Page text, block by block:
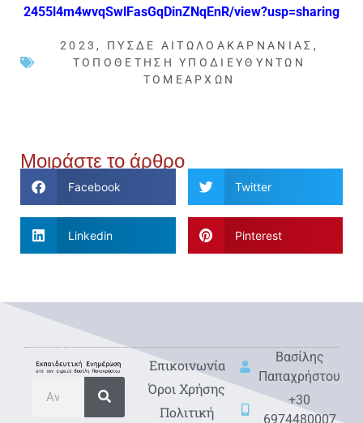
2455l4m4wvqSwlFasGqDinZNqEnR/view?usp=sharing
2023 , ΠΥΣΔΕ ΑΙΤΩΛΟΑΚΑΡΝΑΝΊΑΣ ,
ΤΟΠΟΘΈΤΗΣΗ ΥΠΟΔΙΕΥΘΥΝΤΏΝ
ΤΟΜΕΑΡΧΏΝ
Μοιράστε το άρθρο
Facebook Twitter
Linkedin Pinterest
Eπικοινωνία
Όροι Χρήσης
Πολιτική
Βασίλης
Παπαχρήστου
+30
6974480007